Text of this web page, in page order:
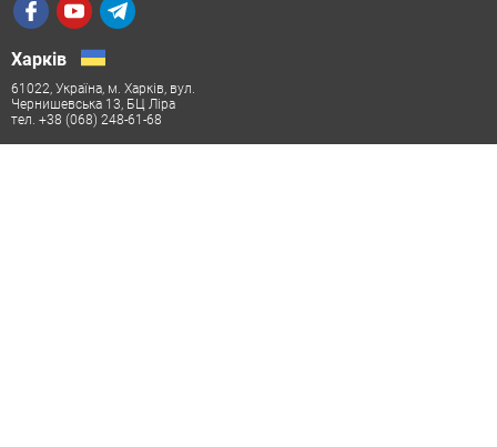
Харків
61022, Україна, м. Харків, вул.
Чернишевська 13, БЦ Ліра
тел. +38 (068) 248-61-68